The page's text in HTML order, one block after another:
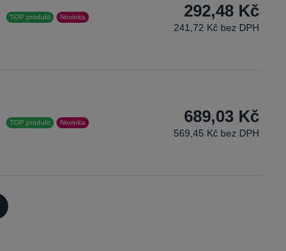
TOP produkt Novinka 292,48 Kč
241,72 Kč bez DPH
TOP produkt Novinka 689,03 Kč
569,45 Kč bez DPH